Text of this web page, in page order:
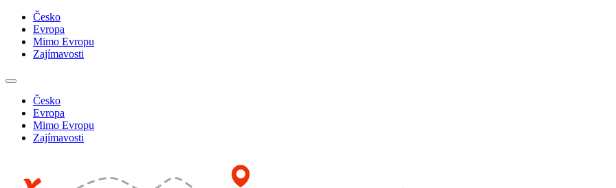
Česko
Evropa
Mimo Evropu
Zajímavosti
Česko
Evropa
Mimo Evropu
Zajímavosti